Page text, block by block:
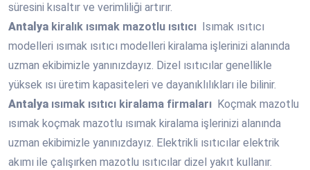
süresini kısaltır ve verimliliği artırır.
Antalya kiralık ısımak mazotlu ısıtıcı
Isımak ısıtıcı
modelleri ısımak ısıtıcı modelleri kiralama işlerinizi alanında
uzman ekibimizle yanınızdayız. Dizel ısıtıcılar genellikle
yüksek ısı üretim kapasiteleri ve dayanıklılıkları ile bilinir.
Antalya ısımak ısıtıcı kiralama firmaları Koçmak mazotlu
ısımak koçmak mazotlu ısımak kiralama işlerinizi alanında
uzman ekibimizle yanınızdayız. Elektrikli ısıtıcılar elektrik
akımı ile çalışırken mazotlu ısıtıcılar dizel yakıt kullanır.